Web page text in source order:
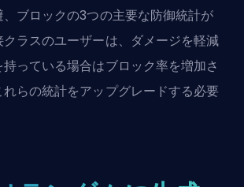
ブロックの3つの主要な防御統計が
ラスのユーザーは、ダメージを軽減
っている場合はブロック率を増加さ
らの統計をアップグレードする必要